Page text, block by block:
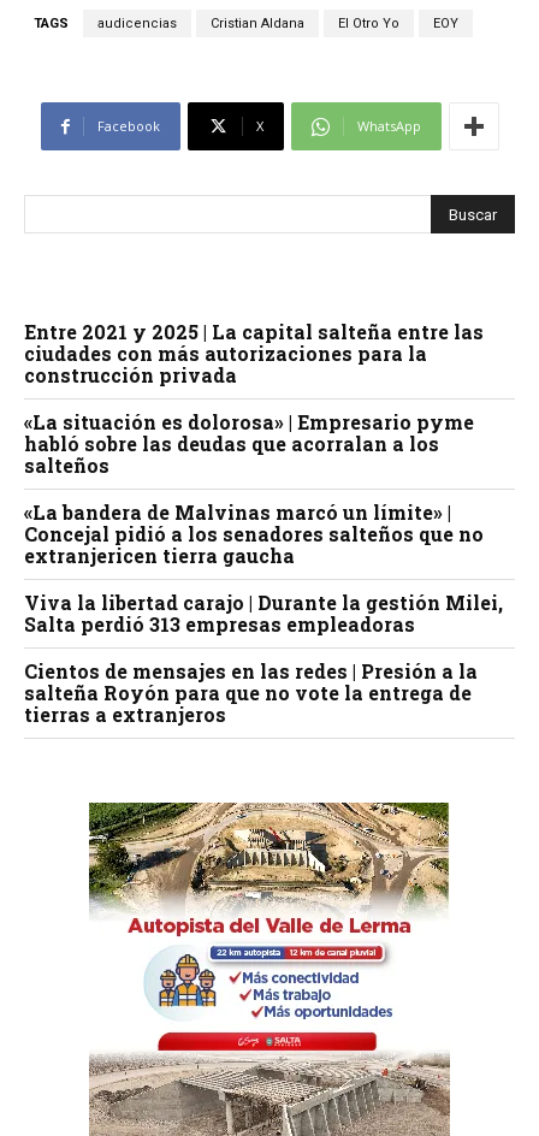
TAGS audicencias Cristian Aldana El Otro Yo EOY
Facebook X WhatsApp
Entre 2021 y 2025 | La capital salteña entre las
ciudades con más autorizaciones para la
construcción privada
«La situación es dolorosa» | Empresario pyme
habló sobre las deudas que acorralan a los
salteños
«La bandera de Malvinas marcó un límite» |
Concejal pidió a los senadores salteños que no
extranjericen tierra gaucha
Viva la libertad carajo | Durante la gestión Milei,
Salta perdió 313 empresas empleadoras
Cientos de mensajes en las redes | Presión a la
salteña Royón para que no vote la entrega de
tierras a extranjeros